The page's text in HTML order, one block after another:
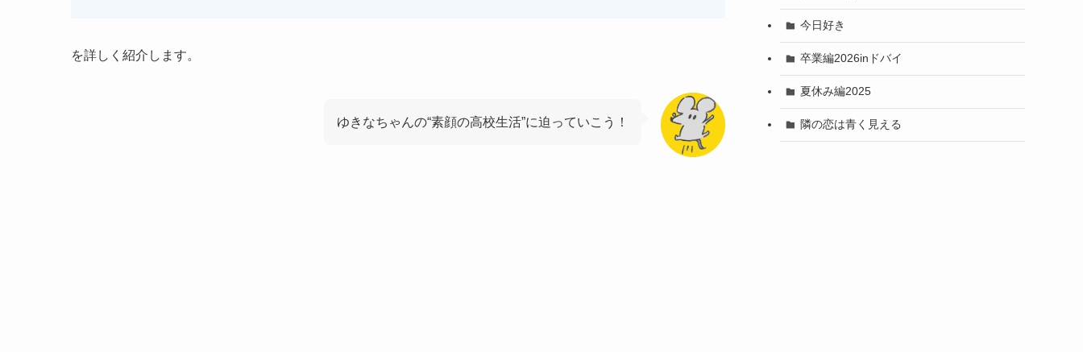
を詳しく紹介します。
ゆきなちゃんの“素顔の高校生活”に迫っていこう！
今日好き
卒業編2026inドバイ
夏休み編2025
隣の恋は青く見える